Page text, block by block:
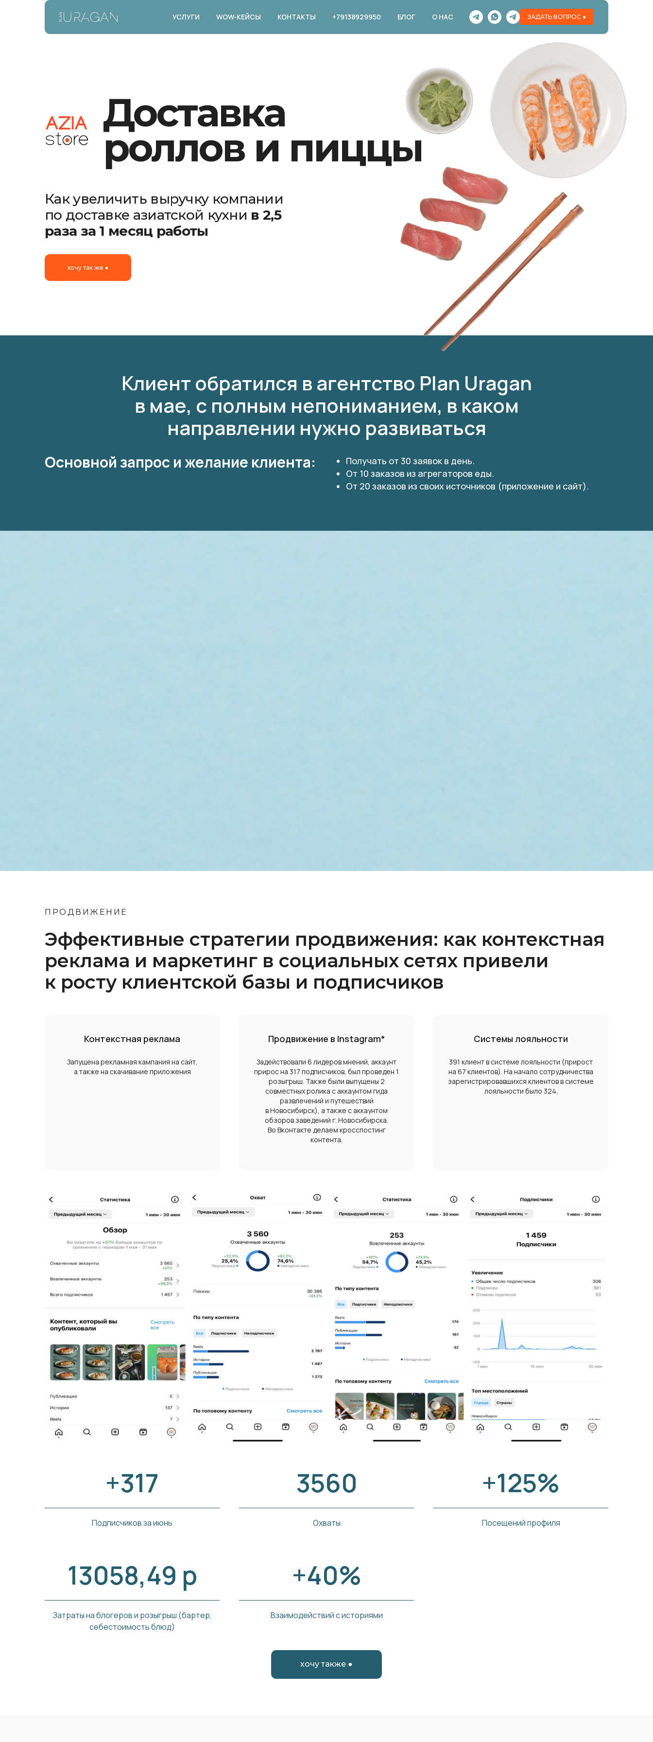
УСЛУГИ WOW-КЕЙСЫ КОНТАКТЫ +79138929950 БЛОГ О НАС ЗАДАТЬ ВОПРОС ●
Доставка
роллов и пиццы
хочу так же ●
Как увеличить выручку компании
по доставке азиатской кухни в 2,5
раза за 1 месяц работы
Клиент обратился в агентство Plan Uragan
в мае, с полным непониманием, в каком
направлении нужно развиваться
Основной запрос и желание клиента:
Получать от 30 заявок в день.
От 10 заказов из агрегаторов еды.
От 20 заказов из своих источников (приложение и сайт).
ПРОДВИЖЕНИЕ
Эффективные стратегии продвижения: как контекстная
реклама и маркетинг в социальных сетях привели
к росту клиентской базы и подписчиков
Контекстная реклама
Запущена рекламная кампания на сайт,
а также на скачивание приложения
Продвижение в Instagram*
Задействовали 6 лидеров мнений, аккаунт
прирос на 317 подписчиков, был проведен 1
розыгрыш. Также были выпущены 2
совместных ролика с аккаунтом гида
развлечений и путешествий
в Новосибирск), а также с аккаунтом
обзоров заведений г. Новосибирска.
Во Вконтакте делаем кросспостинг
контента.
Системы лояльности
391 клиент в системе лояльности (прирост
на 67 клиентов). На начало сотрудничества
зарегистрировавшихся клиентов в системе
лояльности было 324.
+317
Подписчиков за июнь
3560
Охваты
+125%
Посещений профиля
13058,49 р
Затраты на блогеров и розыгрыш (бартер,
себестоимость блюд)
+40%
Взаимодействий с историями
хочу также ●